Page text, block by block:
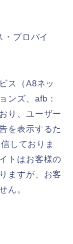
プロバイ
ス（A8ネッ
ンズ、 afb ：
り、ユーザー
を表示するた
しておりま
トはお客様の
ますが、お客
ん。